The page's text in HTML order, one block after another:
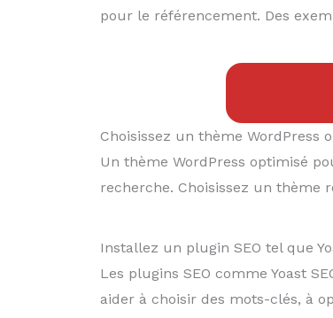
pour le référencement. Des
Choisissez un thème WordPress
Un thème WordPress optimisé
recherche. Choisissez un thème
Installez un plugin SEO tel que
Les plugins SEO comme Yoast
aider à choisir des mots-clés, à